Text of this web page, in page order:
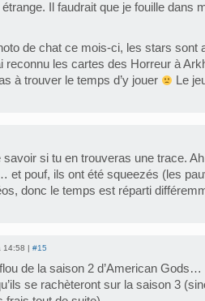
Il faudrait que je fouille dans
de chat ce mois-ci, les stars sont
reconnu les cartes des Horreur à
à trouver le temps d’y jouer
Le
si tu en trouveras une trace.
et pouf, ils ont été squeezés (les
donc le temps est réparti
14:58 | #15
flou de la saison 2 d’American
se rachèteront sur la saison 3